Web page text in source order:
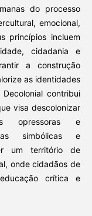
do processo
emocional,
princípios incluem
cidadania e
a construção
as identidades
contribui
visa descolonizar
opressoras e
simbólicas e
um território de
onde cidadãos de
crítica e